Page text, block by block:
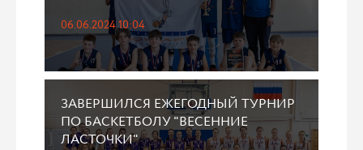
06.06.2024 10:04
ЗАВЕРШИЛСЯ ЕЖЕГОДНЫЙ ТУРНИР
ПО БАСКЕТБОЛУ "ВЕСЕННИЕ
ЛАСТОЧКИ"